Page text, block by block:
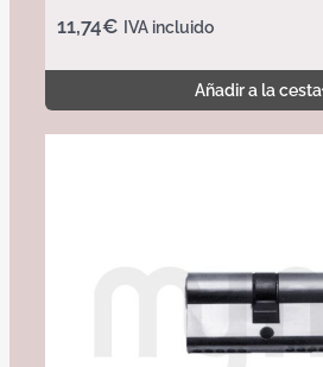
11,74€ IVA incluido
Añadir a la cesta